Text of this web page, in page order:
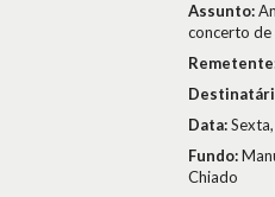
Assunto:
concerto de
Data:
Fundo:
Chiado